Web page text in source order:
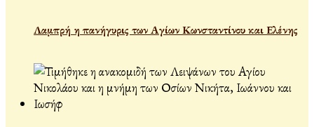
Λαμπρή η πανήγυρις των Αγίων Κωνσταντίνου και Ελένης